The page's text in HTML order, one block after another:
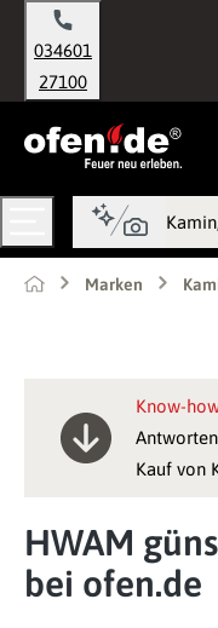
springen
034601
27100
Marken
Know-
Kauf von
HWAM
bei ofen.de